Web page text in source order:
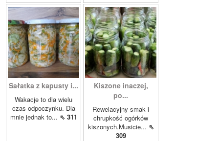
Sałatka z kapusty i...
Wakacje to dla wielu
czas odpoczynku. Dla
mnie jednak to... ⇖ 311
Kiszone inaczej,
po...
Rewelacyjny smak i
chrupkość ogórków
kiszonych.Musicie... ⇖
309